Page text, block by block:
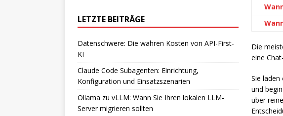
Die
eine
Sie
und
über
LETZTE BEITRÄGE
Datenschwere: Die wahren Kosten von API-First-
KI
Claude Code Subagenten: Einrichtung,
Konfiguration und Einsatzszenarien
Ollama zu vLLM: Wann Sie Ihren lokalen LLM-
Server migrieren sollten